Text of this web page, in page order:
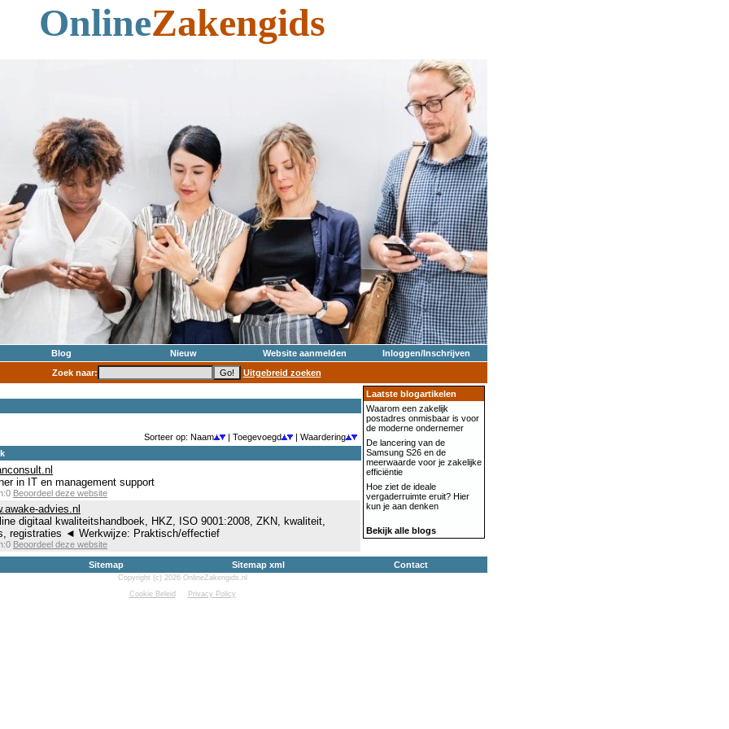
OnlineZakengids
Blog Nieuw Website aanmelden
Inloggen/Inschrijven
Zoek naar:
Uitgebreid zoeken
Sorteer op: Naam | Toegevoegd
| Waardering
in IT en management support
Beoordeel deze website
advies.nl
digitaal kwaliteitshandboek, HKZ, ISO 9001:2008, ZKN, kwaliteit,
registraties ◄ Werkwijze: Praktisch/effectief
Beoordeel deze website
Laatste blogartikelen
Waarom een zakelijk
postadres onmisbaar is voor
de moderne ondernemer
De lancering van de
Samsung S26 en de
meerwaarde voor je zakelijke
efficiëntie
Hoe ziet de ideale
vergaderruimte eruit? Hier
kun je aan denken
Bekijk alle blogs
Sitemap Sitemap xml Contact
Copyright (c) 2026 OnlineZakengids.nl
Cookie Beleid
Privacy Policy